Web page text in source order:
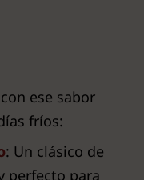
ese sabor
fríos:
: Un clásico de
perfecto para